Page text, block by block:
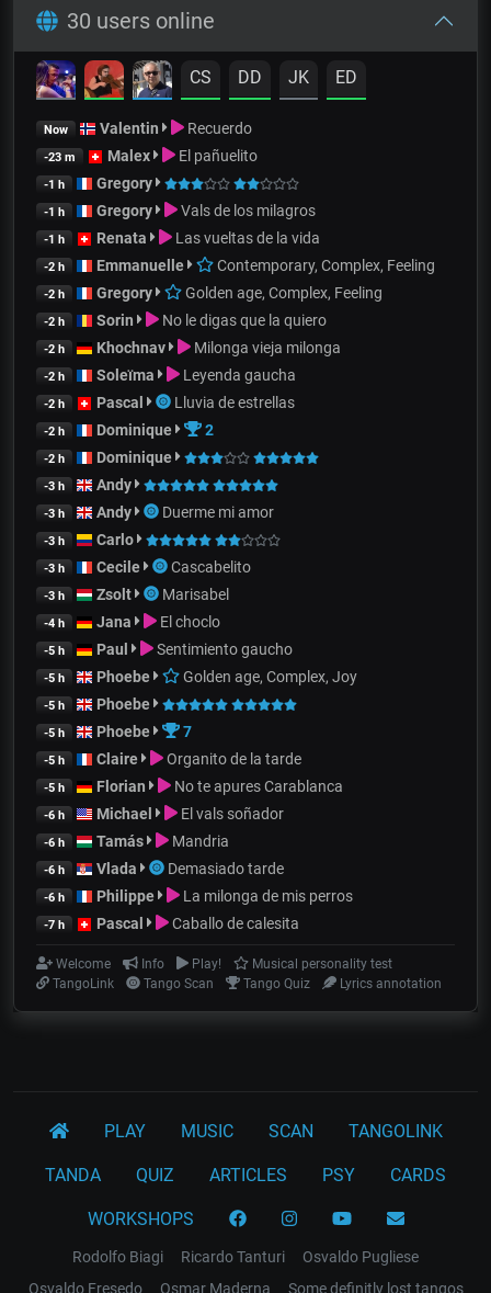
30 users online
CS DD JK ED
Now Valentin Recuerdo
-23 m Malex El pañuelito
-1 h Gregory
-1 h Gregory Vals de los milagros
-1 h Renata Las vueltas de la vida
-2 h Emmanuelle Contemporary, Complex, Feeling
-2 h Gregory Golden age, Complex, Feeling
-2 h Sorin No le digas que la quiero
-2 h Khochnav Milonga vieja milonga
-2 h Soleïma Leyenda gaucha
-2 h Pascal Lluvia de estrellas
-2 h Dominique 2
-2 h Dominique
-3 h Andy
-3 h Andy Duerme mi amor
-3 h Carlo
-3 h Cecile Cascabelito
-3 h Zsolt Marisabel
-4 h Jana El choclo
-5 h Paul Sentimiento gaucho
-5 h Phoebe Golden age, Complex, Joy
-5 h Phoebe
-5 h Phoebe 7
-5 h Claire Organito de la tarde
-5 h Florian No te apures Carablanca
-6 h Michael El vals soñador
-6 h Tamás Mandria
-6 h Vlada Demasiado tarde
-6 h Philippe La milonga de mis perros
-7 h Pascal Caballo de calesita
Welcome Info Play!
Musical personality test
TangoLink
Tango Scan Tango Quiz Lyrics annotation
PLAY MUSIC SCAN TANGOLINK
TANDA QUIZ ARTICLES PSY CARDS
WORKSHOPS
Rodolfo Biagi Ricardo Tanturi
Osvaldo Pugliese
Osvaldo Fresedo
Osmar Maderna Some definitly lost tangos